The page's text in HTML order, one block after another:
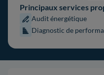
Principaux services
Audit énergétique
Diagnostic de